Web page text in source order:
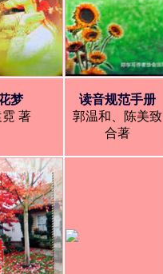
梦
霓 著
读音规范手册
郭温和、陈美致
合著